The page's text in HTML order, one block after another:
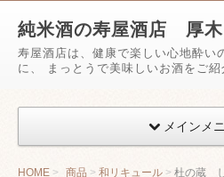
純米酒の寿屋酒店 厚木
寿屋酒店は、健康で楽しい心地酔い
に、 まっとうで美味しいお酒をご紹
メインメ
HOME 商品 和リキュール 杜の蔵